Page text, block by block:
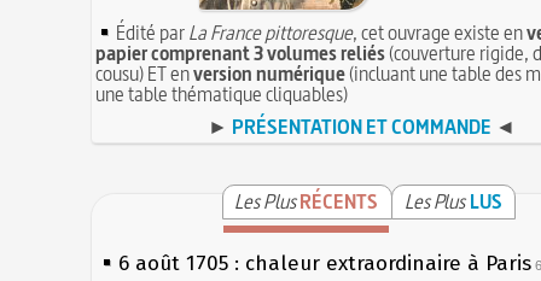
Édité parLa France pittoresque, cet ouvrage existe en
papier comprenant 3 volumes reliés(couverture rigide,
cousu) ET enversion numérique(incluant une table des
une table thématique cliquables)
► PRÉSENTATION ET COMMANDE ◄
Les PlusRÉCENTS Les Plus LUS
6 août 1705 : chaleur extraordinaire à Paris